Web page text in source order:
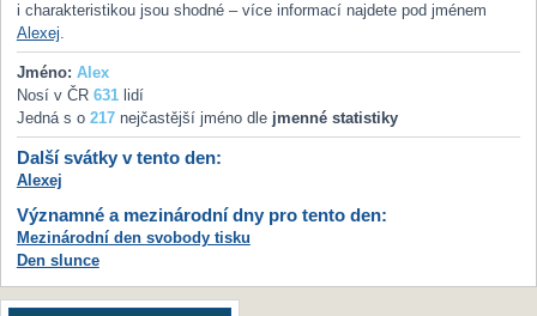
i charakteristikou jsou shodné – více informací najdete pod jménem
Alexej.
Jméno: Alex
Nosí v ČR 631lidí
Jedná s o 217nejčastější jméno dle jmenné statistiky
Další svátky v tento den:
Alexej
Významné a mezinárodní dny pro tento den:
Mezinárodní den svobody tisku
Den slunce